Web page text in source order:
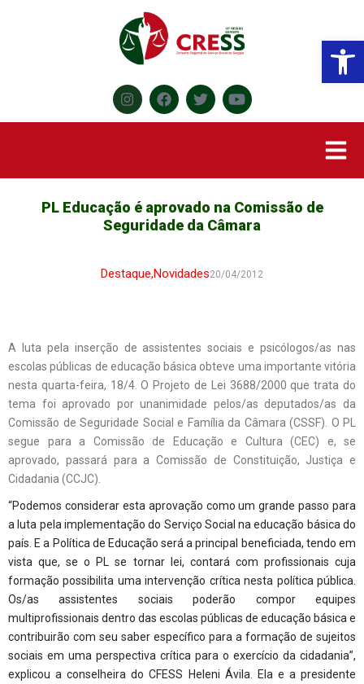
PL Educação é aprovado na Comissão de
Seguridade da Câmara
Destaque,Novidades20/04/2012
A luta pela inserção de assistentes sociais e psicólogos/as nas
escolas públicas de educação básica obteve uma importante vitória
nesta quarta-feira, 18/4. O Projeto de Lei 3688/2000 que trata do
tema foi aprovado por unanimidade pelos/as deputados/as da
Comissão de Seguridade Social e Família da Câmara (CSSF). O PL
segue para a Comissão de Educação e Cultura (CEC) e, se
aprovado, passará para a Comissão de Constituição, Justiça e
Cidadania (CCJC).
“Podemos considerar esta aprovação como um grande passo para
a luta pela implementação do Serviço Social na educação básica do
país. E a Política de Educação será a principal beneficiada, tendo em
vista que, se o PL se tornar lei, contará com profissionais cuja
formação possibilita uma intervenção crítica nesta política pública.
Os/as assistentes sociais poderão compor equipes
multiprofissionais dentro das escolas públicas de educação básica e
contribuirão com seu saber específico para a formação de sujeitos
sociais em uma perspectiva crítica para o exercício da cidadania”,
explicou a conselheira do CFESS Heleni Ávila. Ela e a presidente